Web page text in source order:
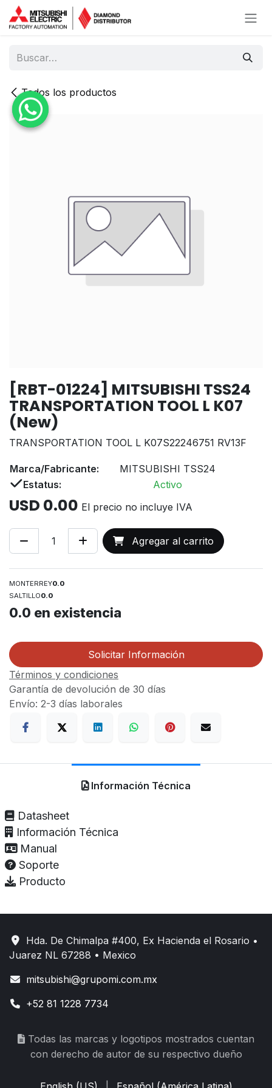
Ir al contenido
Todos los productos
[RBT-01224] MITSUBISHI TSS24
TRANSPORTATION TOOL L K07
(New)
TRANSPORTATION TOOL L K07S22246751 RV13F
Marca/Fabricante:
MITSUBISHI TSS24
Estatus:
Activo
USD 0.00 El precio no incluye IVA
Agregar al carrito
MONTERREY0.0
SALTILLO0.0
0.0 en existencia
Solicitar Información
Términos y condiciones
Garantía de devolución de 30 días
Envío: 2-3 días laborales
Información Técnica
Datasheet
Información Técnica
Manual
Soporte
Producto
Hda. De Chimalpa #400, Ex Hacienda el Rosario •
Juarez NL 67288 • Mexico
mitsubishi@grupomi.com.mx
+52 81 1228 7734
Todas las marcas y logotipos mostrados cuentan
con derecho de autor de su respectivo dueño